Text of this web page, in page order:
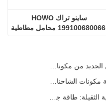
199100680066 محامل مطاطية
SDLG تكشف عن تقنية مكونات الشاحنات من الجيل التالي لتعزيز الكفاءة اللوجستية العالمية